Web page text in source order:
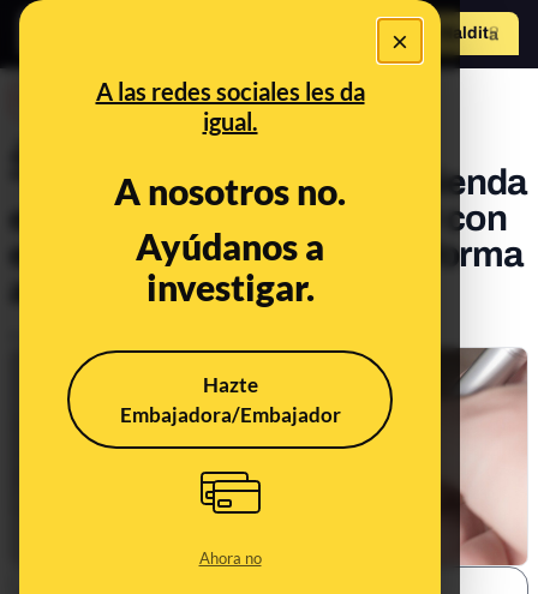
×
A las redes sociales les da
igual.
A nosotros no.
Ayúdanos a
investigar.
Hazte
Embajadora/Embajador
Ahora no
Hazte Maldito
¿Qué sabemos sobre el
"consejo legal" que recomienda
escribir las fechas de 2020 con
el año al completo y no de forma
abreviada?